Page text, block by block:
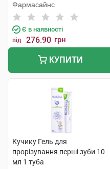
Фармасайнс
Є в наявності
від 276.90 грн
КУПИТИ
Кучику Гель для
прорізування перші зуби 10
мл 1 туба